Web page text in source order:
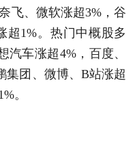
飞、微软涨超3%，谷
超1%。热门中概股多
汽车涨超4%，百度、
集团、微博、B站涨超
。